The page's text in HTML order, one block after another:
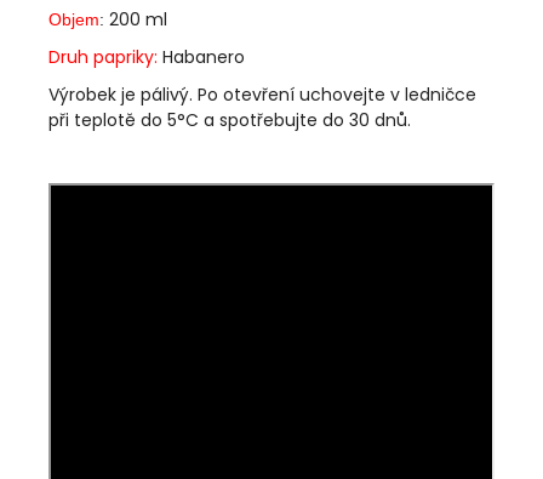
Objem: 200 ml
Druh papriky: Habanero
Výrobek je pálivý. Po otevření uchovejte v ledničce
při teplotě do 5°C a spotřebujte do 30 dnů.